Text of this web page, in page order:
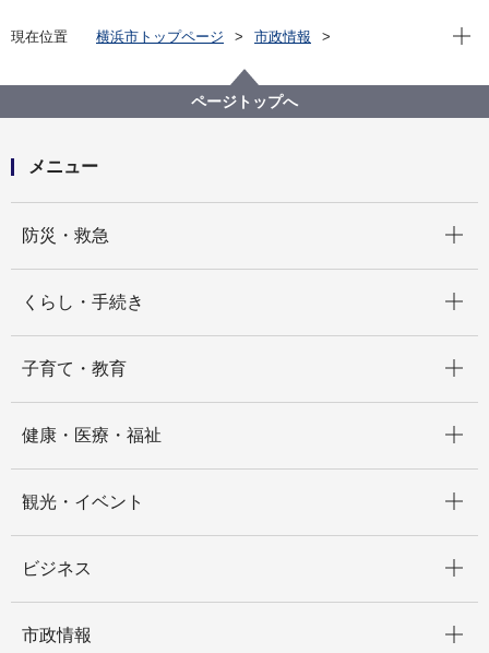
現在位置 横浜市トップページ
市政情報
事務処理ミス等の状況について
現在
ページトップへ
メニュー
防災・救急
くらし・手続き
子育て・教育
健康・医療・福祉
観光・イベント
ビジネス
市政情報